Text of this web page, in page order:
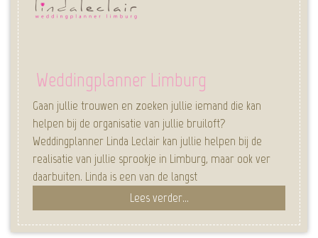
Weddingplanner Limburg
Gaan jullie trouwen en zoeken jullie iemand die kan
helpen bij de organisatie van jullie bruiloft?
Weddingplanner Linda Leclair kan jullie helpen bij de
realisatie van jullie sprookje in Limburg, maar ook ver
daarbuiten. Linda is een van de langst
Lees verder...